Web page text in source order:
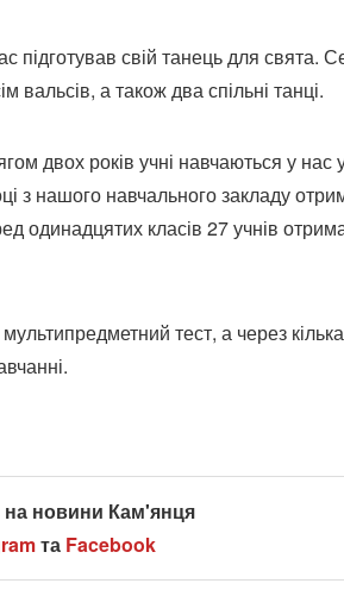
підготував свій танець для свята.
вальсів, а також два спільні танці.
двох років учні навчаються у нас
з нашого навчального закладу
одинадцятих класів 27 учнів
тест, а через
новини Кам'янця
та Facebook